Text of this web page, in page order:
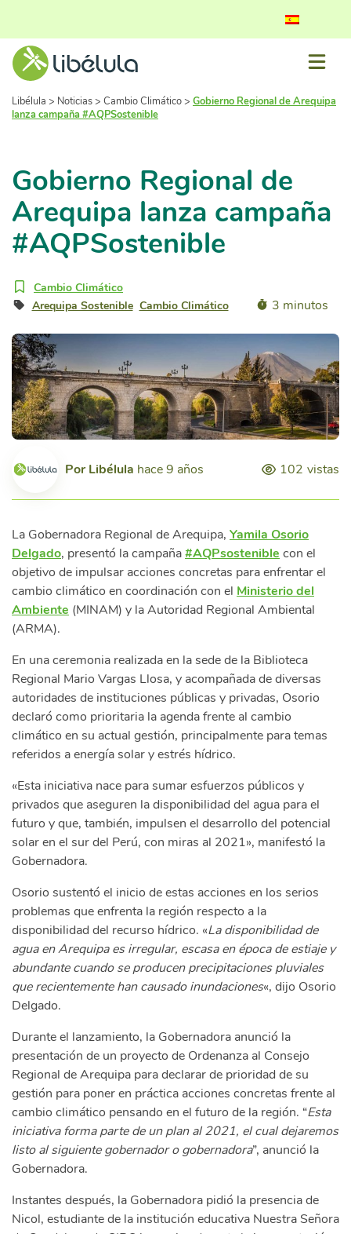
Libélula > Noticias> Cambio Climático> Gobierno Regional de Arequipa
lanza campaña #AQPSostenible
Gobierno Regional de
Arequipa lanza campaña
#AQPSostenible
Cambio Climático
Arequipa Sostenible Cambio Climático 3 minutos
PorLibélula hace 9 años 102 vistas
La Gobernadora Regional de Arequipa, Yamila Osorio
Delgado, presentó la campaña#AQPsosteniblecon el
objetivo de impulsar acciones concretas para enfrentar el
cambio climático en coordinación con el Ministerio del
Ambiente (MINAM) y la Autoridad Regional Ambiental
(ARMA).
En una ceremonia realizada en la sede de la Biblioteca
Regional Mario Vargas Llosa, y acompañada de diversas
autoridades de instituciones públicas y privadas, Osorio
declaró como prioritaria la agenda frente al cambio
climático en su actual gestión, principalmente para temas
referidos a energía solar y estrés hídrico.
«Esta iniciativa nace para sumar esfuerzos públicos y
privados que aseguren la disponibilidad del agua para el
futuro y que, también, impulsen el desarrollo del potencial
solar en el sur del Perú, con miras al 2021», manifestó la
Gobernadora.
Osorio sustentó el inicio de estas acciones en los serios
problemas que enfrenta la región respecto a la
disponibilidad del recurso hídrico. «La disponibilidad de
agua en Arequipa es irregular, escasa en época de estiaje y
abundante cuando se producen precipitaciones pluviales
que recientemente han causado inundaciones«, dijo Osorio
Delgado.
Durante el lanzamiento, la Gobernadora anunció la
presentación de un proyecto de Ordenanza al Consejo
Regional de Arequipa para declarar de prioridad de su
gestión para poner en práctica acciones concretas frente al
cambio climático pensando en el futuro de la región. “Esta
iniciativa forma parte de un plan al 2021, el cual dejaremos
listo al siguiente gobernador o gobernadora”, anunció la
Gobernadora.
Instantes después, la Gobernadora pidió la presencia de
Nicol, estudiante de la institución educativa Nuestra Señora